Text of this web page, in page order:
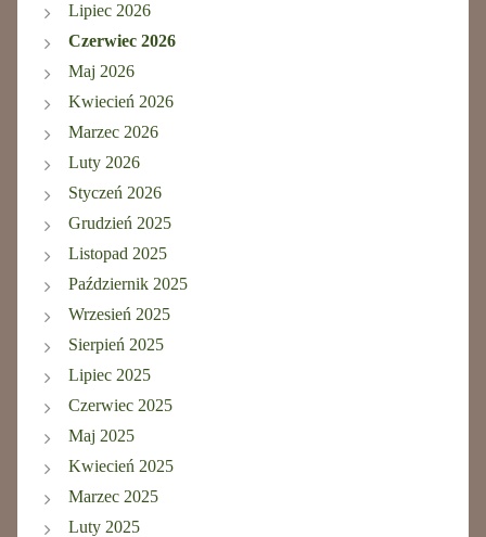
Lipiec 2026
Czerwiec 2026
Maj 2026
Kwiecień 2026
Marzec 2026
Luty 2026
Styczeń 2026
Grudzień 2025
Listopad 2025
Październik 2025
Wrzesień 2025
Sierpień 2025
Lipiec 2025
Czerwiec 2025
Maj 2025
Kwiecień 2025
Marzec 2025
Luty 2025